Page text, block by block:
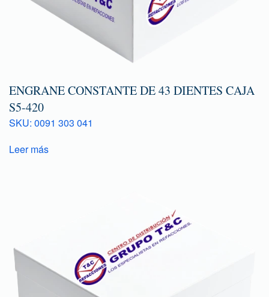
ENGRANE CONSTANTE DE 43 DIENTES CAJA
S5-420
SKU: 0091 303 041
Leer más